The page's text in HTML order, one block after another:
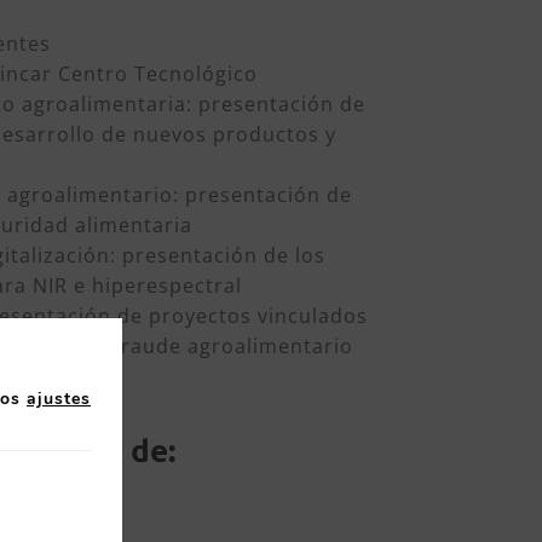
Centro Tecnológico
agroalimentaria: presentación de
de nuevos productos y
presentación de
alimentaria
presentación de los
NIR e hiperespectral
de proyectos vinculados
y el fraude agroalimentario
de:
ajustes